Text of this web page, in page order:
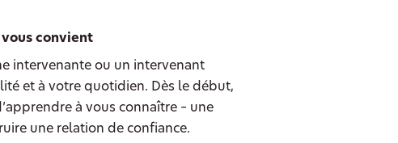
convient
intervenante ou un intervenant
et à votre quotidien. Dès le début,
à vous connaître – une
une relation de confiance.